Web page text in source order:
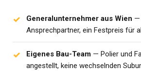
Generalunternehmer aus Wien —
Ansprechpartner, ein Festpreis für
Eigenes Bau-Team — Polier und
angestellt, keine wechselnden